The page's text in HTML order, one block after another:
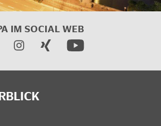
IM SOCIAL WEB